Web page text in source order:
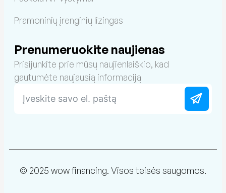
Pramoninių įrenginių lizingas
Prenumeruokite naujienas
Prisijunkite prie mūsų naujienlaiškio, kad
gautumėte naujausią informaciją
© 2025 wow financing. Visos teisės saugomos.